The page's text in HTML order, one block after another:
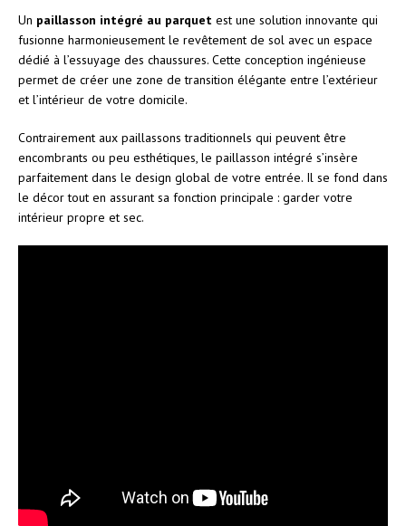
Un paillasson intégré au parquet est une solution innovante qui
fusionne harmonieusement le revêtement de sol avec un espace
dédié à l’essuyage des chaussures. Cette conception ingénieuse
permet de créer une zone de transition élégante entre l’extérieur
et l’intérieur de votre domicile.
Contrairement aux paillassons traditionnels qui peuvent être
encombrants ou peu esthétiques, le paillasson intégré s’insère
parfaitement dans le design global de votre entrée. Il se fond dans
le décor tout en assurant sa fonction principale : garder votre
intérieur propre et sec.